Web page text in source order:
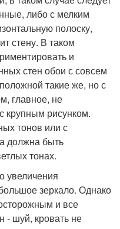
либо с мелким
полоску,
стену. В таком
и
стен обои с совсем
такие же, но с
главное, не
крупным рисунком.
тонов или с
должна быть
тонах.
увеличения
зеркало. Однако
и все
- шуй, кровать не